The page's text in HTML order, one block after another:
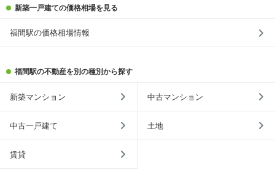
新築一戸建ての価格相場を見る
福間駅の価格相場情報
福間駅の不動産を別の種別から探す
新築マンション 中古マンション
中古一戸建て 土地
賃貸